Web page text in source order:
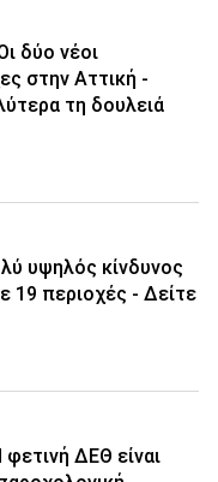
δύο νέοι
στην Αττική -
τη δουλειά
υψηλός κίνδυνος
19 περιοχές - Δείτε
ΔΕΘ είναι